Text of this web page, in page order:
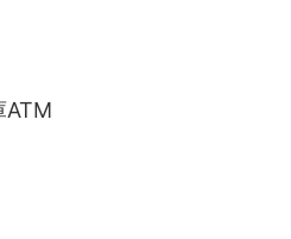
ATM